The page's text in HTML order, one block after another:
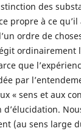
des
propre à ce qu’il
ordre de
ordinairement
que
par
« sens et aux
(au sens large